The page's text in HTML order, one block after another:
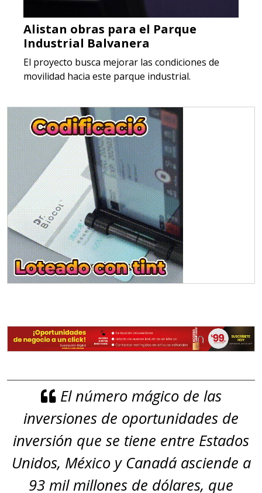
Alistan obras para el Parque
Industrial Balvanera
El proyecto busca mejorar las condiciones de
movilidad hacia este parque industrial.
El número mágico de las
inversiones de oportunidades de
inversión que se tiene entre Estados
Unidos, México y Canadá asciende a
93 mil millones de dólares, que